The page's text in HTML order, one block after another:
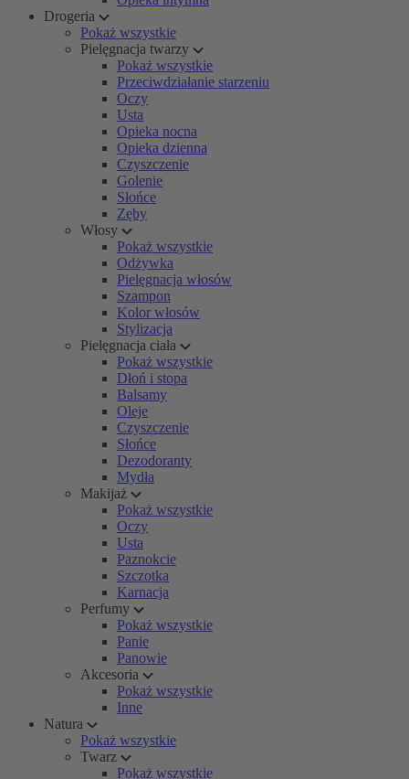
Drogeria
Pokaż wszystkie
Pielęgnacja twarzy
Pokaż wszystkie
Przeciwdziałanie starzeniu
Oczy
Usta
Opieka nocna
Opieka dzienna
Czyszczenie
Golenie
Słońce
Zęby
Włosy
Pokaż wszystkie
Odżywka
Pielęgnacja włosów
Szampon
Kolor włosów
Stylizacja
Pielęgnacja ciała
Pokaż wszystkie
Dłoń i stopa
Balsamy
Oleje
Czyszczenie
Słońce
Dezodoranty
Mydła
Makijaż
Pokaż wszystkie
Oczy
Usta
Paznokcie
Szczotka
Karnacja
Perfumy
Pokaż wszystkie
Panie
Panowie
Akcesoria
Pokaż wszystkie
Inne
Natura
Pokaż wszystkie
Twarz
Pokaż wszystkie